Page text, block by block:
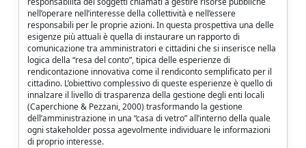
nell’operare nell’interesse della collettività e nell’essere
responsabili per le proprie azioni. In questa prospettiva una delle
esigenze più attuali è quella di instaurare un rapporto di
comunicazione tra amministratori e cittadini che si inserisce nella
logica della “resa del conto”, tipica delle esperienze di
rendicontazione innovativa come il rendiconto semplificato per il
cittadino. L’obiettivo complessivo di queste esperienze è quello di
innalzare il livello di trasparenza della gestione degli enti locali
(Caperchione & Pezzani, 2000) trasformando la gestione
dell’amministrazione in una “casa di vetro” all’interno della quale
ogni stakeholder possa agevolmente individuare le informazioni
di proprio interesse.